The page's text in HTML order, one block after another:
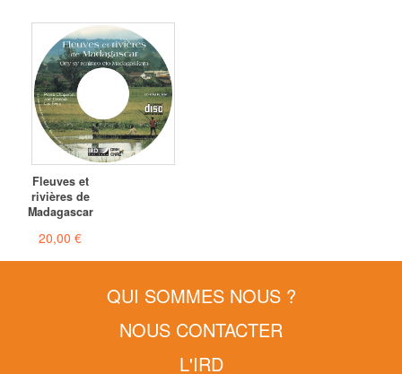
Fleuves et
rivières de
Madagascar
20,00 €
QUI SOMMES NOUS ?
NOUS CONTACTER
L'IRD